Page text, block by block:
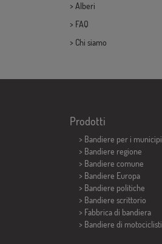
> Alberi
> FAQ
> Chi siamo
Prodotti
> Bandiere per i municipi
> Bandiere regione
> Bandiere comune
> Bandiere Europa
> Bandiere politiche
> Bandiere scrittorio
> Fabbrica di bandiera
> Bandiere di motociclisti